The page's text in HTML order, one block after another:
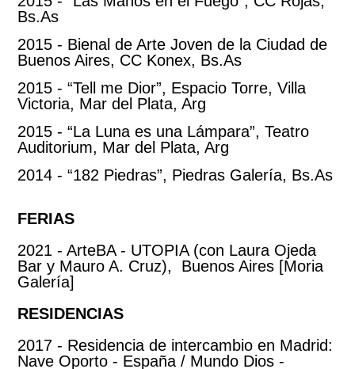
Bs.As
2015 - Bienal de Arte Joven de la Ciudad de
Buenos Aires, CC Konex, Bs.As
2015 - “Tell me Dior”, Espacio Torre, Villa
Victoria, Mar del Plata, Arg
2015 - “La Luna es una Lámpara”, Teatro
Auditorium, Mar del Plata, Arg
2014 - “182 Piedras”, Piedras Galería, Bs.As
FERIAS
2021 - ArteBA - UTOPIA (con Laura Ojeda
Bar y Mauro A. Cruz), Buenos Aires [Moria
Galería]
RESIDENCIAS
2017 - Residencia de intercambio en Madrid:
Nave Oporto - España / Mundo Dios -